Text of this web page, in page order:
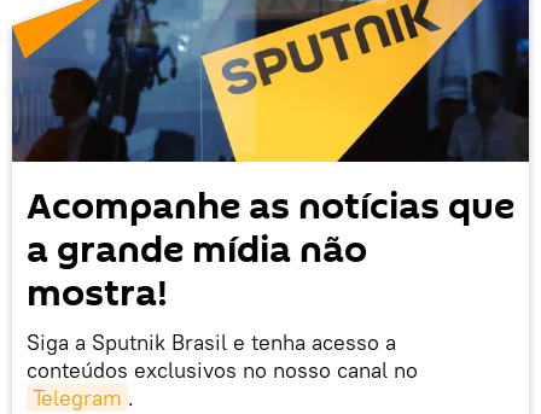
Acompanhe as notícias que
a grande mídia não
mostra!
Siga a Sputnik Brasil e tenha acesso a
conteúdos exclusivos no nosso canal no
Telegram .